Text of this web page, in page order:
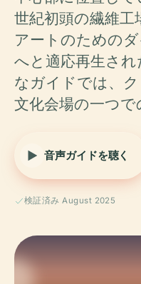
世紀初頭の繊維
アートのための
へと適応再生さ
なガイドでは、
文化会場の一つで
音声ガイドを聴く
検証済み August 2025